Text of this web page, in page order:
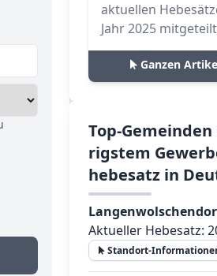
aktuellen
Jahr 2025
Ganzen
Top-­
rig­stem
he­be­satz in
Aktueller Hebesatz:
Standort-